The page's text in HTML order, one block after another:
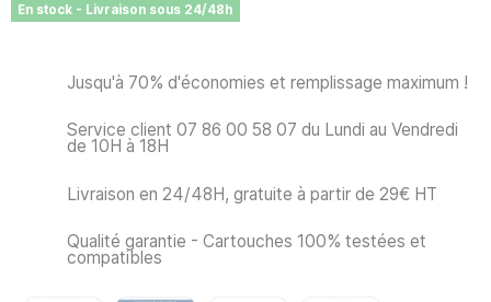
En stock - Livraison sous 24/48h
Jusqu'à 70% d'économies et remplissage maximum !
Service client 07 86 00 58 07 du Lundi au Vendredi
de 10H à 18H
Livraison en 24/48H, gratuite à partir de 29€ HT
Qualité garantie - Cartouches 100% testées et
compatibles